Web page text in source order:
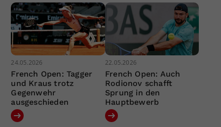
24.05.2026
French Open: Tagger
und Kraus trotz
Gegenwehr
ausgeschieden
22.05.2026
French Open: Auch
Rodionov schafft
Sprung in den
Hauptbewerb